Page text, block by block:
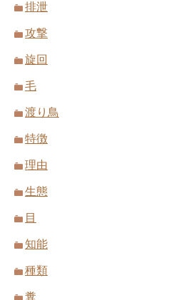
排泄
攻撃
旋回
毛
渡り鳥
特徴
理由
生態
目
知能
種類
糞